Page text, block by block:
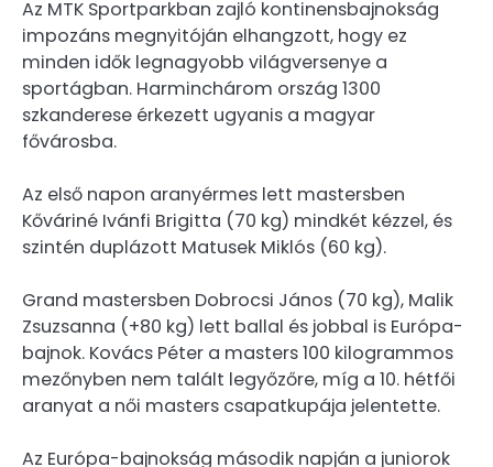
Az MTK Sportparkban zajló kontinensbajnokság
impozáns megnyitóján elhangzott, hogy ez
minden idők legnagyobb világversenye a
sportágban. Harminchárom ország 1300
szkanderese érkezett ugyanis a magyar
fővárosba.
Az első napon aranyérmes lett mastersben
Kőváriné Ivánfi Brigitta (70 kg) mindkét kézzel, és
szintén duplázott Matusek Miklós (60 kg).
Grand mastersben Dobrocsi János (70 kg), Malik
Zsuzsanna (+80 kg) lett ballal és jobbal is Európa-
bajnok. Kovács Péter a masters 100 kilogrammos
mezőnyben nem talált legyőzőre, míg a 10. hétfői
aranyat a női masters csapatkupája jelentette.
Az Európa-bajnokság második napján a juniorok